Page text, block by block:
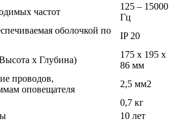
частот
125 – 15000
Гц
оболочкой по
IP 20
х Глубина)
175 х 195 х
86 мм
проводов,
оповещателя
2,5 мм2
0,7 кг
10 лет